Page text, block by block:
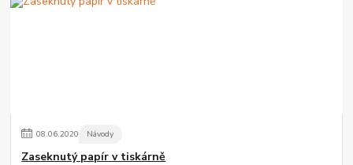
08.06.2020 Návody
Zaseknutý papír v tiskárně